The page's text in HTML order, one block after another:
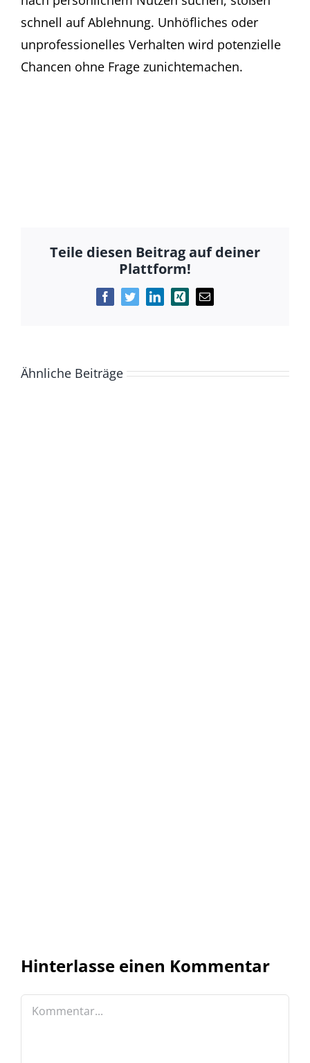
schnell auf Ablehnung. Unhöfliches oder
unprofessionelles Verhalten wird potenzielle
Chancen ohne Frage zunichtemachen.
Teile diesen Beitrag auf deiner
Plattform!
FacebookTwitterLinkedInXing E-
Ähnliche Beiträge
Hinterlasse einen Kommentar
Kommentar